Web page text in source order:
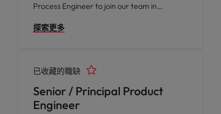
Process Engineer to join our team in
in supporting the deployment, improvement,
products across Asia. You will also contribute
to building engineering capabilities that align
with our business growth in the region.
探索更多
Senior / Principal Product
Engineer
已收藏的職缺